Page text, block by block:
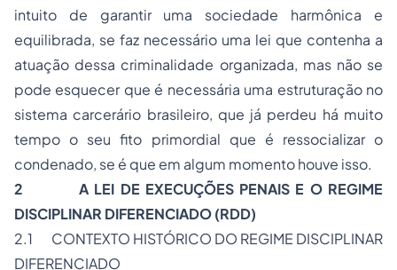
intuito de garantir uma sociedade harmônica e
equilibrada, se faz necessário uma lei que contenha a
atuação dessa criminalidade organizada, mas não se
pode esquecer que é necessária uma estruturação no
sistema carcerário brasileiro, que já perdeu há muito
tempo o seu fito primordial que é ressocializar o
condenado, se é que em algum momento houve isso.
2 A LEI DE EXECUÇÕES PENAIS E O REGIME
DISCIPLINAR DIFERENCIADO (RDD)
2.1 CONTEXTO HISTÓRICO DO REGIME DISCIPLINAR
DIFERENCIADO